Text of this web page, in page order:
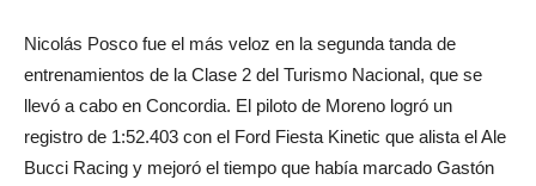
Nicolás Posco fue el más veloz en la segunda tanda de
entrenamientos de la Clase 2 del Turismo Nacional, que se
llevó a cabo en Concordia. El piloto de Moreno logró un
registro de 1:52.403 con el Ford Fiesta Kinetic que alista el Ale
Bucci Racing y mejoró el tiempo que había marcado Gastón